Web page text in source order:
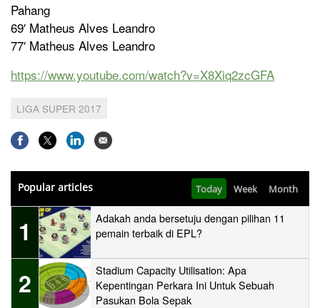
Pahang
69′ Matheus Alves Leandro
77′ Matheus Alves Leandro
https://www.youtube.com/watch?v=X8Xiq2zcGFA
LIGA SUPER 2017
Popular articles Today Week Month
1
Adakah anda bersetuju dengan pilihan 11
pemain terbaik di EPL?
2
Stadium Capacity Utilisation: Apa
Kepentingan Perkara Ini Untuk Sebuah
Pasukan Bola Sepak